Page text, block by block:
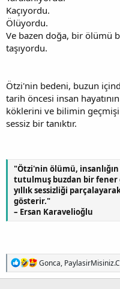
Kaçıyordu.
Ölüyordu.
Ve bazen doğa, bir ölümü
taşıyordu.
Ötzi'nin bedeni, buzun
tarih öncesi insan
köklerini ve bilimin
sessiz bir tanıktır.
"Ötzi'nin ölümü,
tutulmuş buzdan bir
yıllık sessizliği
gösterir."
– Ersan Karavelioğlu
T
e
p
Gonca,